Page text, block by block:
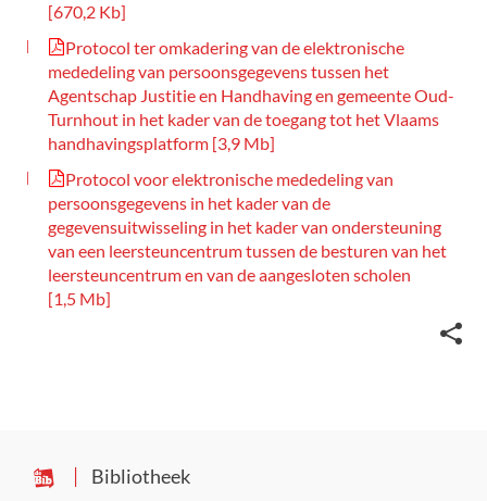
670,2 Kb
Protocol ter omkadering van de elektronische
mededeling van persoonsgegevens tussen het
Agentschap Justitie en Handhaving en gemeente Oud-
Turnhout in het kader van de toegang tot het Vlaams
handhavingsplatform 3,9 Mb
Protocol voor elektronische mededeling van
persoonsgegevens in het kader van de
gegevensuitwisseling in het kader van ondersteuning
van een leersteuncentrum tussen de besturen van het
leersteuncentrum en van de aangesloten scholen
1,5 Mb
Bibliotheek